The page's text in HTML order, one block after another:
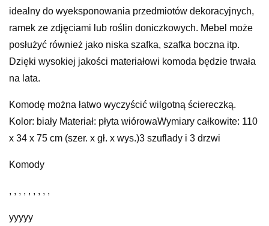
idealny do wyeksponowania przedmiotów dekoracyjnych,
ramek ze zdjęciami lub roślin doniczkowych. Mebel może
posłużyć również jako niska szafka, szafka boczna itp.
Dzięki wysokiej jakości materiałowi komoda będzie trwała
na lata.
Komodę można łatwo wyczyścić wilgotną ściereczką.
Kolor: biały Materiał: płyta wiórowaWymiary całkowite: 110
x 34 x 75 cm (szer. x gł. x wys.)3 szuflady i 3 drzwi
Komody
, , , , , , , , ,
yyyyy